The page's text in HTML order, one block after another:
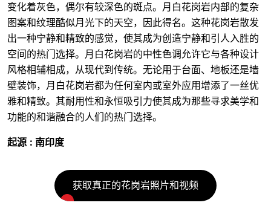
变化着灰色，偶尔有较深色的斑点。月白花岗岩内部的复杂
图案和纹理酷似月光下的天空，因此得名。这种花岗岩散发
出一种宁静和精致的感觉，使其成为创造宁静和引人入胜的
空间的热门选择。月白花岗岩的中性色调允许它与各种设计
风格相辅相成，从现代到传统。无论用于台面、地板还是墙
壁装饰，月白花岗岩都为任何室内或室外应用增添了一丝优
雅和精致。其耐用性和永恒吸引力使其成为那些寻求美学和
功能的和谐融合的人们的热门选择。
起源 : 南印度
获取真正的花岗岩照片和视频